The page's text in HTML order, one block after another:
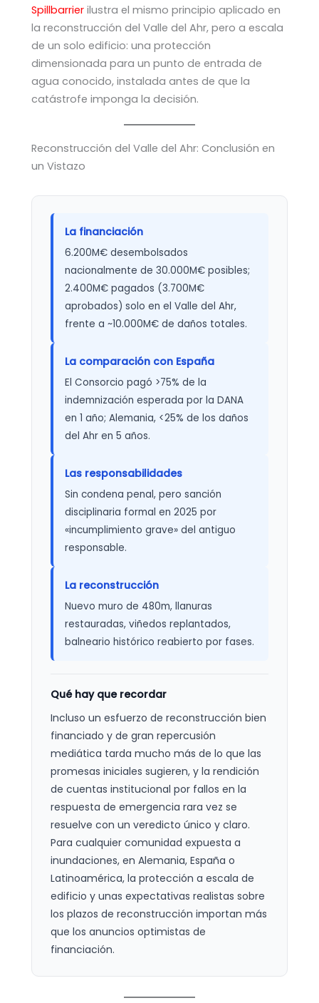
Spillbarrier ilustra el mismo principio aplicado en
la reconstrucción del Valle del Ahr, pero a escala
de un solo edificio: una protección
dimensionada para un punto de entrada de
agua conocido, instalada antes de que la
catástrofe imponga la decisión.
Reconstrucción del Valle del Ahr: Conclusión en
un Vistazo
La financiación
6.200M€ desembolsados
nacionalmente de 30.000M€ posibles;
2.400M€ pagados (3.700M€
aprobados) solo en el Valle del Ahr,
frente a ~10.000M€ de daños totales.
La comparación con España
El Consorcio pagó >75% de la
indemnización esperada por la DANA
en 1 año; Alemania, <25% de los daños
del Ahr en 5 años.
Las responsabilidades
Sin condena penal, pero sanción
disciplinaria formal en 2025 por
«incumplimiento grave» del antiguo
responsable.
La reconstrucción
Nuevo muro de 480m, llanuras
restauradas, viñedos replantados,
balneario histórico reabierto por fases.
Qué hay que recordar
Incluso un esfuerzo de reconstrucción bien
financiado y de gran repercusión
mediática tarda mucho más de lo que las
promesas iniciales sugieren, y la rendición
de cuentas institucional por fallos en la
respuesta de emergencia rara vez se
resuelve con un veredicto único y claro.
Para cualquier comunidad expuesta a
inundaciones, en Alemania, España o
Latinoamérica, la protección a escala de
edificio y unas expectativas realistas sobre
los plazos de reconstrucción importan más
que los anuncios optimistas de
financiación.